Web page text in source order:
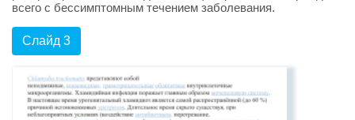
всего с бессимптомным течением заболевания.
Слайд 3